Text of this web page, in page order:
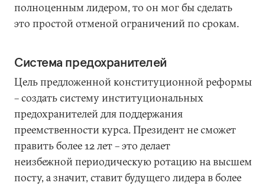
полноценным лидером, то он мог бы сделать
это простой отменой ограничений по срокам.
Система предохранителей
Цель предложенной конституционной реформы
– создать систему институциональных
предохранителей для поддержания
преемственности курса. Президент не сможет
править более 12 лет – это делает
неизбежной периодическую ротацию на высшем
посту, а значит, ставит будущего лидера в более